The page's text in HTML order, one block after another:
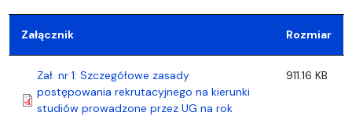
Załącznik Rozmiar
Zał. nr 1: Szczegółowe zasady
postępowania rekrutacyjnego na kierunki
studiów prowadzone przez UG na rok
911.16 KB